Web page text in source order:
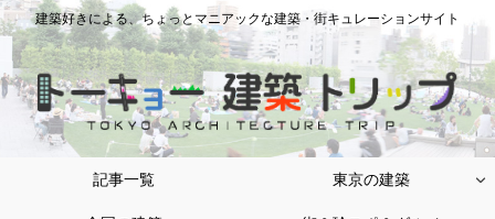
建築好きによる、ちょっとマニアックな建築・街キュレーションサイト
記事一覧 東京の建築